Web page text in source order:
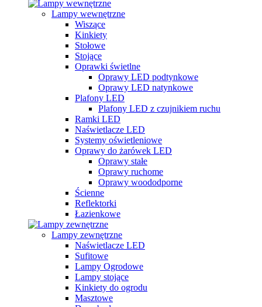
Lampy wewnętrzne
Wiszące
Kinkiety
Stołowe
Stojące
Oprawki świetlne
Oprawy LED podtynkowe
Oprawy LED natynkowe
Plafony LED
Plafony LED z czujnikiem ruchu
Ramki LED
Naświetlacze LED
Systemy oświetleniowe
Oprawy do żarówek LED
Oprawy stałe
Oprawy ruchome
Oprawy woododporne
Ścienne
Reflektorki
Łazienkowe
Lampy zewnętrzne
Naświetlacze LED
Sufitowe
Lampy Ogrodowe
Lampy stojące
Kinkiety do ogrodu
Masztowe